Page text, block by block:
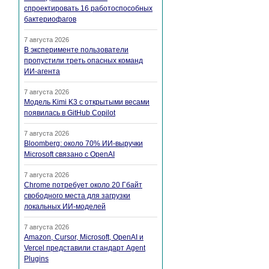
спроектировать 16 работоспособных
бактериофагов
7 августа 2026
В эксперименте пользователи
пропустили треть опасных команд
ИИ-агента
7 августа 2026
Модель Kimi K3 с открытыми весами
появилась в GitHub Copilot
7 августа 2026
Bloomberg: около 70% ИИ-выручки
Microsoft связано с OpenAI
7 августа 2026
Chrome потребует около 20 Гбайт
свободного места для загрузки
локальных ИИ-моделей
7 августа 2026
Amazon, Cursor, Microsoft, OpenAI и
Vercel представили стандарт Agent
Plugins